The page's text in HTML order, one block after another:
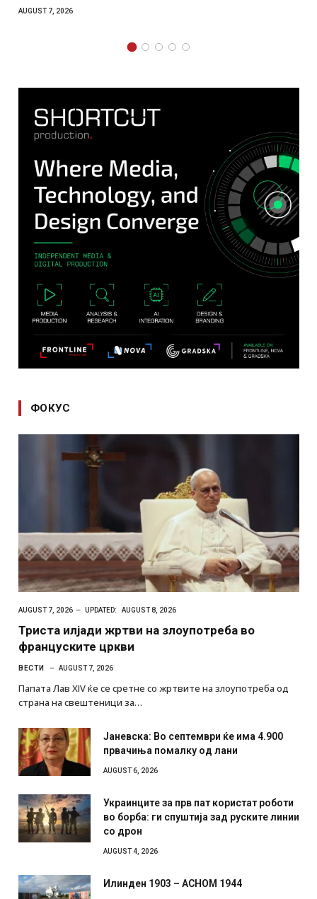
ФОКУС
AUGUST 7, 2026 UPDATED: AUGUST 8, 2026
Триста илјади жртви на злоупотреба во
француските цркви
ВЕСТИ AUGUST 7, 2026
Папата Лав XIV ќе се сретне со жртвите на злоупотреба од
страна на свештеници за…
Јаневска: Во септември ќе има 4.900
првачиња помалку од лани
AUGUST 6, 2026
Украинците за прв пат користат роботи
во борба: ги спуштија зад руските линии
со дрон
AUGUST 4, 2026
Илинден 1903 – АСНОМ 1944